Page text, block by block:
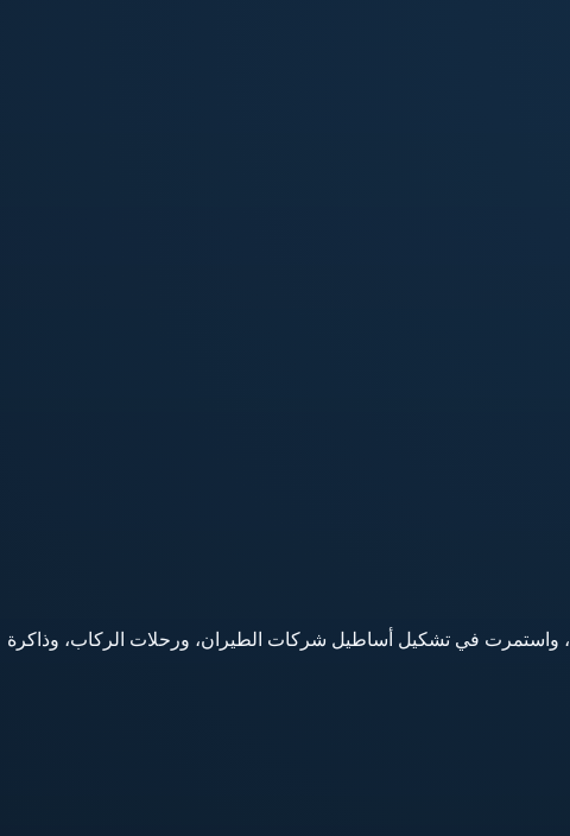
Airbus A220 family هو في الخدمة طائرة إقليمية تم إنشاؤه بواسطة Airbus. حلقت لأول مرة في 2013، ودخلت الخدمة في 2016، واستمرت في تشكيل أساطيل شركات الطيران، ورحلات الركاب، وذاكرة